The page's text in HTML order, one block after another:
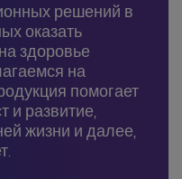
решений в
оказать
здоровье
на
помогает
и развитие,
жизни и далее,